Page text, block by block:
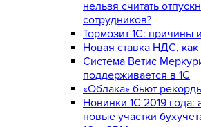
нельзя считать
сотрудников?
Тормозит 1C: причины
Новая ставка НДС,
Система Ветис
поддерживается в 1С
«Облака» бьют
Новинки 1С 2019 года:
новые участки